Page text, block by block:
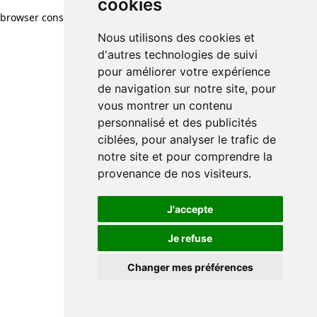
cookies
Nous utilisons des cookies et
d'autres technologies de suivi
pour améliorer votre expérience
de navigation sur notre site, pour
vous montrer un contenu
personnalisé et des publicités
ciblées, pour analyser le trafic de
notre site et pour comprendre la
provenance de nos visiteurs.
J'accepte
Je refuse
Changer mes préférences
browser console for more information)